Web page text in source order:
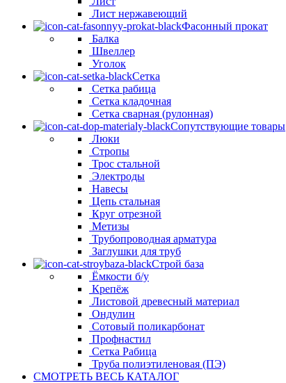
Лист нержавеющий
Фасонный прокат
Балка
Швеллер
Уголок
Сетка
Сетка рабица
Сетка кладочная
Сетка сварная (рулонная)
Сопутствующие товары
Люки
Стропы
Трос стальной
Электроды
Навесы
Цепь стальная
Круг отрезной
Метизы
Трубопроводная арматура
Заглушки для труб
Строй база
Ёмкости б/у
Крепёж
Листовой древесный материал
Ондулин
Сотовый поликарбонат
Профнастил
Сетка Рабица
Труба полиэтиленовая (ПЭ)
СМОТРЕТЬ ВЕСЬ КАТАЛОГ